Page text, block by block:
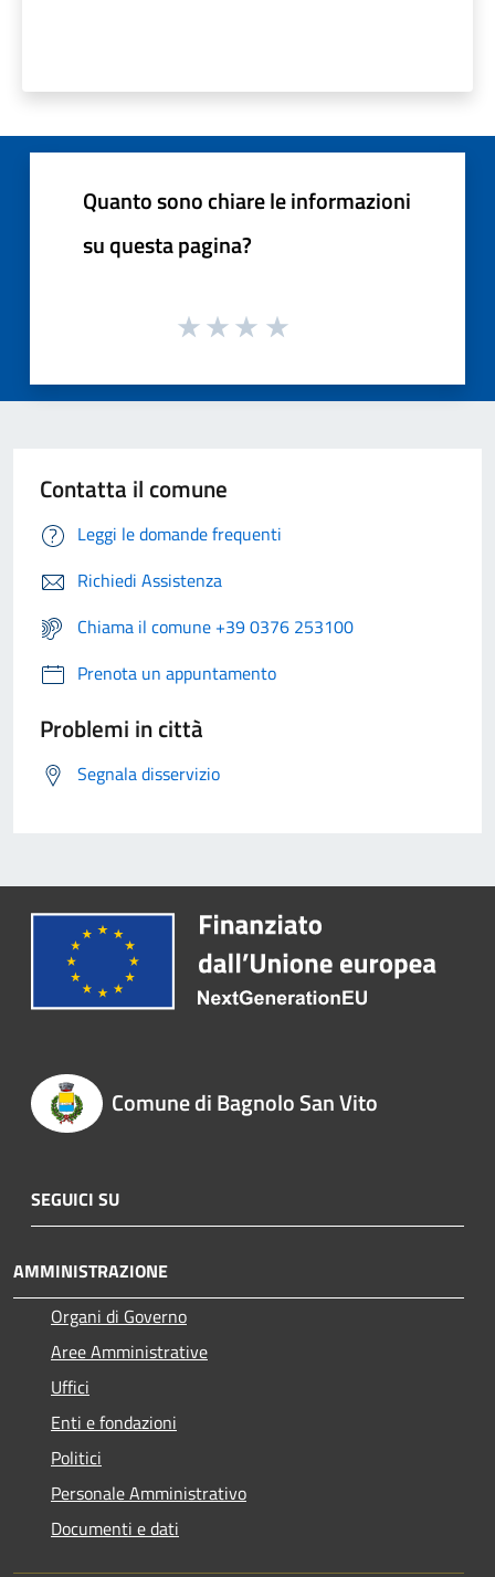
Quanto sono chiare le informazioni
su questa pagina?
Contatta il comune
Leggi le domande frequenti
Richiedi Assistenza
Chiama il comune +39 0376 253100
Prenota un appuntamento
Problemi in città
Segnala disservizio
Comune di Bagnolo San Vito
SEGUICI SU
AMMINISTRAZIONE
Organi di Governo
Aree Amministrative
Uffici
Enti e fondazioni
Politici
Personale Amministrativo
Documenti e dati